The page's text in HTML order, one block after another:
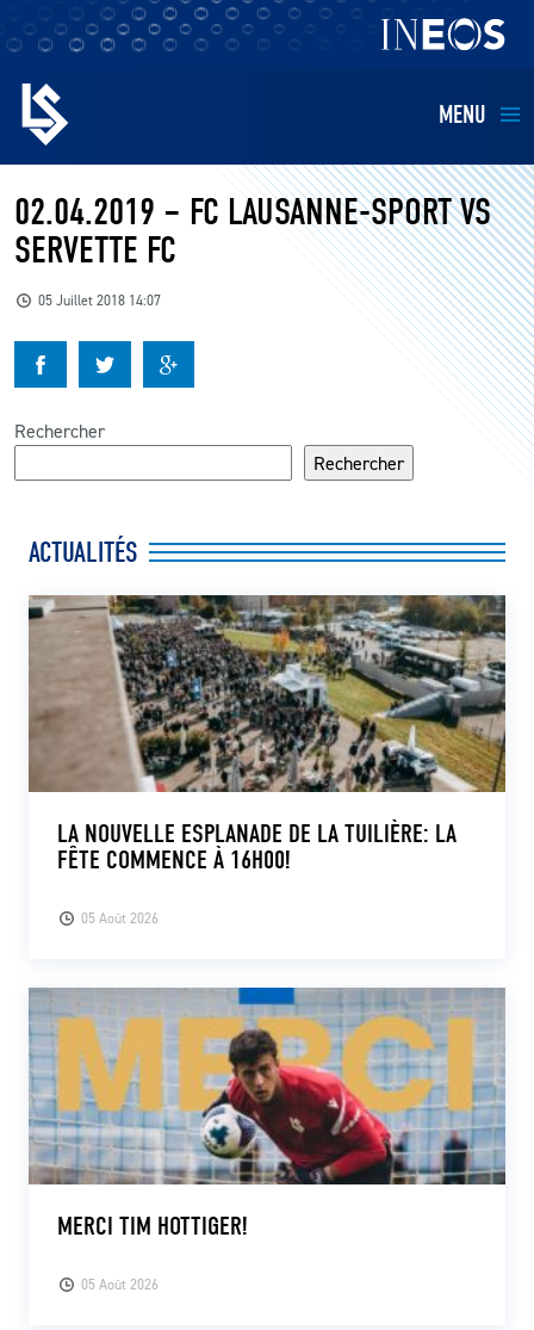
MENU
EQUIPES
BILLETTERIE
KIDS
CLUB
CONTACT
ACTUALITÉS
LS E-SHOP
LS ACADEMY CAMPS
MATCH DES CELEBRITES
02.04.2019 – FC LAUSANNE-SPORT VS
SERVETTE FC
05 Juillet 2018 14:07
Rechercher
Rechercher
ACTUALITÉS
05 Août 2026
LA NOUVELLE ESPLANADE DE LA TUILIÈRE: LA
FÊTE COMMENCE À 16H00!
05 Août 2026
MERCI TIM HOTTIGER!